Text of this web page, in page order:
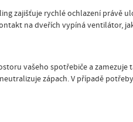
zajišťuje rychlé ochlazení
na dveřích vypíná ventilátor,
vašeho spotřebiče a
zápach. V případě